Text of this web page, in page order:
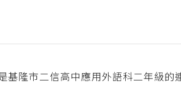
隆市二信高中應用外語科二年級的